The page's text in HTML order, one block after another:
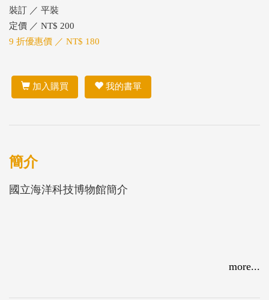
裝訂 ／ 平裝
定價 ／ NT$ 200
9 折優惠價 ／ NT$ 180
加入購買 我的書單
簡介
國立海洋科技博物館簡介
more...